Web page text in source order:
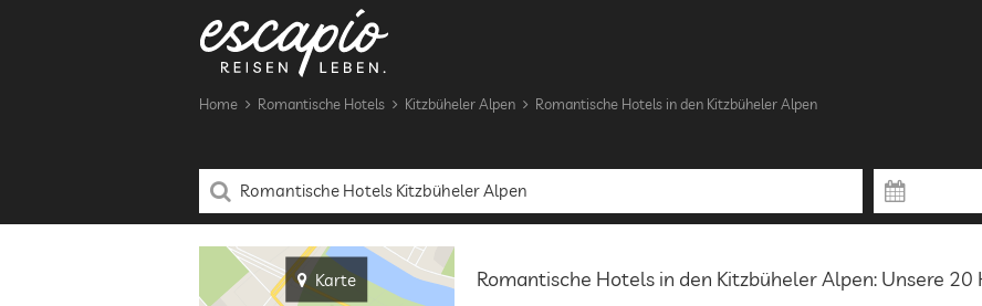
Home Romantische Hotels Kitzbüheler Alpen Romantische Hotels in den Kitzbüheler Alpen
Karte Romantische Hotels in den Kitzbüheler Alpen: Unsere